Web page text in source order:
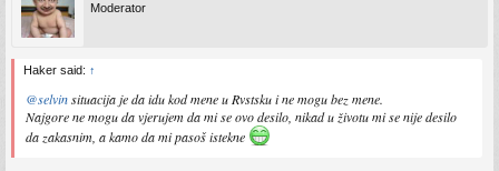
Moderator
Haker said: ↑
@selvinsituacija je da idu kod mene u Rvstsku i ne mogu bez mene.
Najgore ne mogu da vjerujem da mi se ovo desilo, nikad u životu mi se nije desilo
da zakasnim, a kamo da mi pasoš istekne